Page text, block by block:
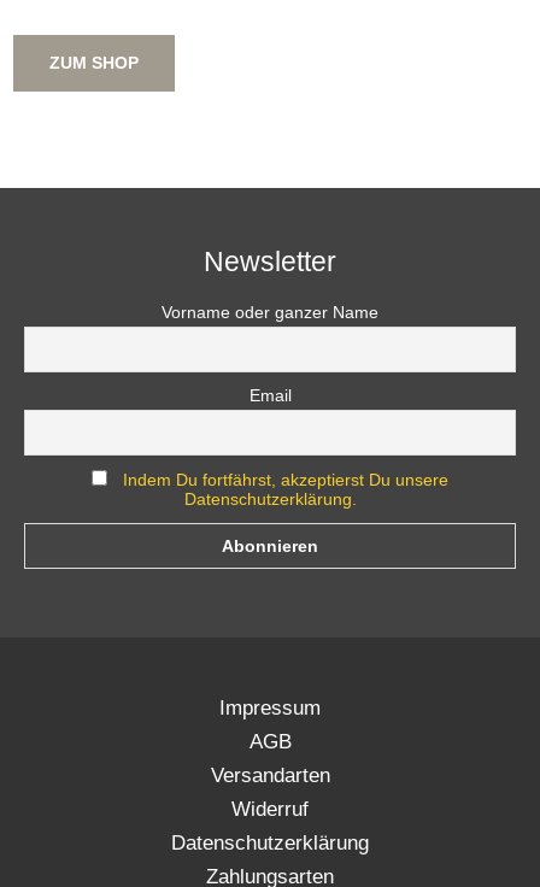
ZUM SHOP
Newsletter
Vorname oder ganzer Name
Email
Indem Du fortfährst, akzeptierst Du unsere
Datenschutzerklärung.
Impressum
AGB
Versandarten
Widerruf
Datenschutzerklärung
Zahlungsarten